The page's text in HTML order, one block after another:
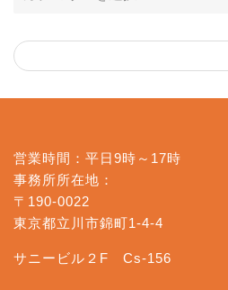
営業時間：平日9時～17時
事務所所在地：
〒190-0022
東京都立川市錦町1-4-4
サニービル２F Cs-156